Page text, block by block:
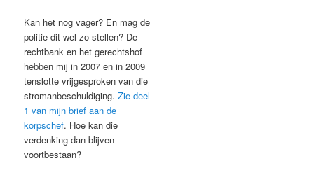
Kan het nog vager? En mag de
politie dit wel zo stellen? De
rechtbank en het gerechtshof
hebben mij in 2007 en in 2009
tenslotte vrijgesproken van die
stromanbeschuldiging.Zie deel
1 van mijn brief aan de
korpschef. Hoe kan die
verdenking dan blijven
voortbestaan?